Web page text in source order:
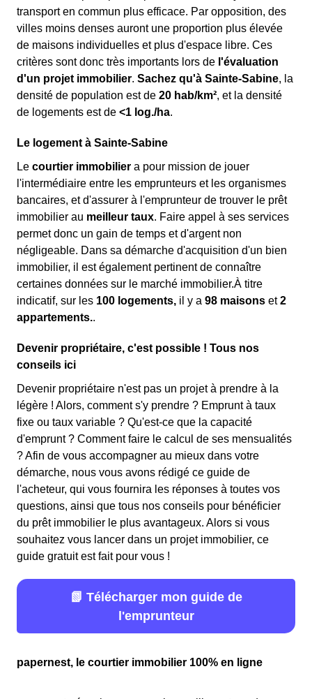
transport en commun plus efficace. Par opposition, des
villes moins denses auront une proportion plus élevée
de maisons individuelles et plus d'espace libre. Ces
critères sont donc très importants lors de l'évaluation
d'un projet immobilier. Sachez qu'à Sainte-Sabine, la
densité de population est de 20 hab/km², et la densité
de logements est de <1 log./ha.
Le logement à Sainte-Sabine
Le courtier immobilier a pour mission de jouer
l'intermédiaire entre les emprunteurs et les organismes
bancaires, et d'assurer à l'emprunteur de trouver le prêt
immobilier au meilleur taux. Faire appel à ses services
permet donc un gain de temps et d'argent non
négligeable. Dans sa démarche d'acquisition d'un bien
immobilier, il est également pertinent de connaître
certaines données sur le marché immobilier.À titre
indicatif, sur les 100 logements, il y a 98 maisons et2
appartements..
Devenir propriétaire, c'est possible ! Tous nos
conseils ici
Devenir propriétaire n'est pas un projet à prendre à la
légère ! Alors, comment s'y prendre ? Emprunt à taux
fixe ou taux variable ? Qu'est-ce que la capacité
d'emprunt ? Comment faire le calcul de ses mensualités
? Afin de vous accompagner au mieux dans votre
démarche, nous vous avons rédigé ce guide de
l'acheteur, qui vous fournira les réponses à toutes vos
questions, ainsi que tous nos conseils pour bénéficier
du prêt immobilier le plus avantageux. Alors si vous
souhaitez vous lancer dans un projet immobilier, ce
guide gratuit est fait pour vous !
📗 Télécharger mon guide de
l'emprunteur
papernest, le courtier immobilier 100% en ligne